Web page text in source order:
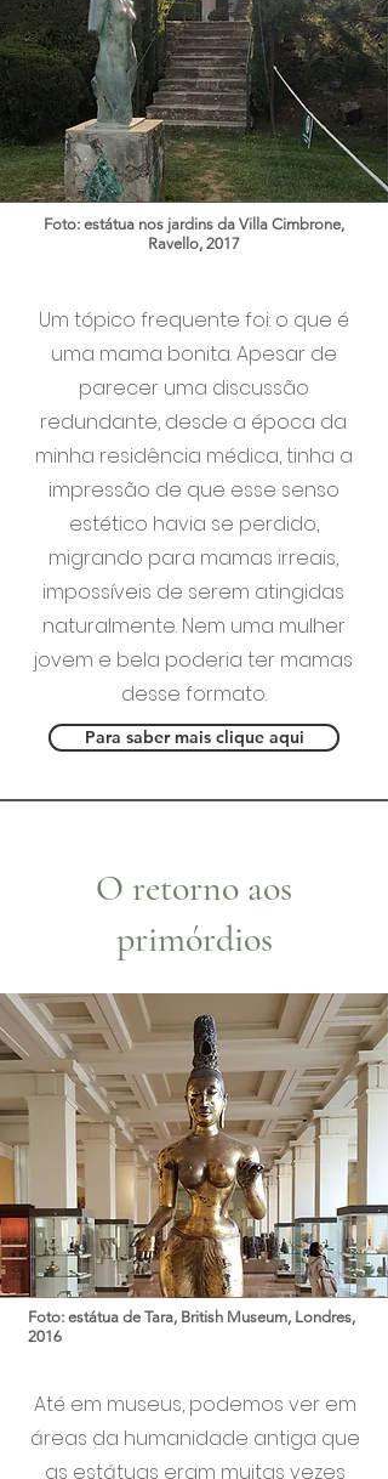
Foto: estátua nos jardins da Villa Cimbrone,
Ravello, 2017
Um tópico frequente foi: o que é
uma mama bonita. Apesar de
parecer uma discussão
redundante, desde a época da
minha residência médica, tinha a
impressão de que esse senso
estético havia se perdido,
migrando para mamas irreais,
impossíveis de serem atingidas
naturalmente. Nem uma mulher
jovem e bela poderia ter mamas
desse formato.
Para saber mais clique aqui
O retorno aos
primórdios
Foto: estátua de Tara, British Museum, Londres,
2016
Até em museus, podemos ver em
áreas da humanidade antiga que
as estátuas eram muitas vezes